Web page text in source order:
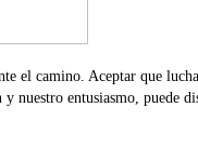
el camino. Aceptar que
nuestro entusiasmo, puede